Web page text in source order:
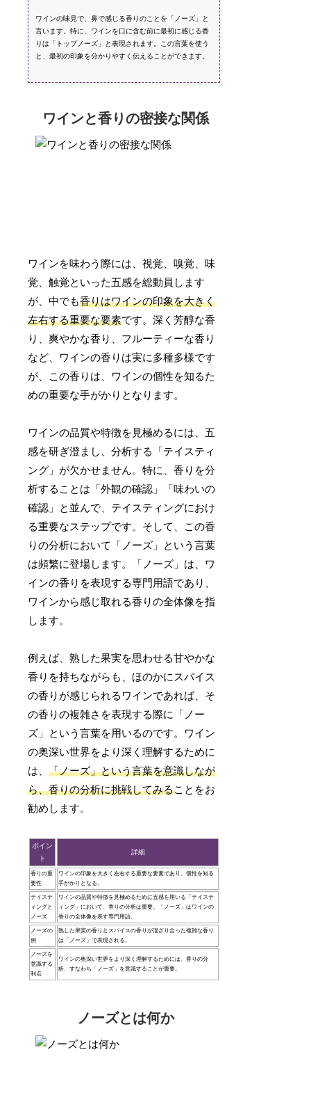
ワインの味見で、鼻で感じる香りのことを「ノーズ」と
言います。特に、ワインを口に含む前に最初に感じる香
りは「トップノーズ」と表現されます。この言葉を使う
と、最初の印象を分かりやすく伝えることができます。
ワインと香りの密接な関係
ワインを味わう際には、視覚、嗅覚、味
覚、触覚といった五感を総動員します
が、中でも香りはワインの印象を大きく
左右する重要な要素です。深く芳醇な香
り、爽やかな香り、フルーティーな香り
など、ワインの香りは実に多種多様です
が、この香りは、ワインの個性を知るた
めの重要な手がかりとなります。
ワインの品質や特徴を見極めるには、五
感を研ぎ澄まし、分析する「テイスティ
ング」が欠かせません。特に、香りを分
析することは「外観の確認」「味わいの
確認」と並んで、テイスティングにおけ
る重要なステップです。そして、この香
りの分析において「ノーズ」という言葉
は頻繁に登場します。「ノーズ」は、ワ
インの香りを表現する専門用語であり、
ワインから感じ取れる香りの全体像を指
します。
例えば、熟した果実を思わせる甘やかな
香りを持ちながらも、ほのかにスパイス
の香りが感じられるワインであれば、そ
の香りの複雑さを表現する際に「ノー
ズ」という言葉を用いるのです。ワイン
の奥深い世界をより深く理解するために
は、「ノーズ」という言葉を意識しなが
ら、香りの分析に挑戦してみることをお
勧めします。
ポイン
ト
詳細
香りの重
要性
ワインの印象を大きく左右する重要な要素であり、個性を知る
手がかりとなる。
テイステ
ィングと
ノーズ
ワインの品質や特徴を見極めるために五感を用いる「テイステ
ィング」において、香りの分析は重要。「ノーズ」はワインの
香りの全体像を表す専門用語。
ノーズの
例
熟した果実の香りとスパイスの香りが混ざり合った複雑な香り
は「ノーズ」で表現される。
ノーズを
意識する
利点
ワインの奥深い世界をより深く理解するためには、香りの分
析、すなわち「ノーズ」を意識することが重要。
ノーズとは何か